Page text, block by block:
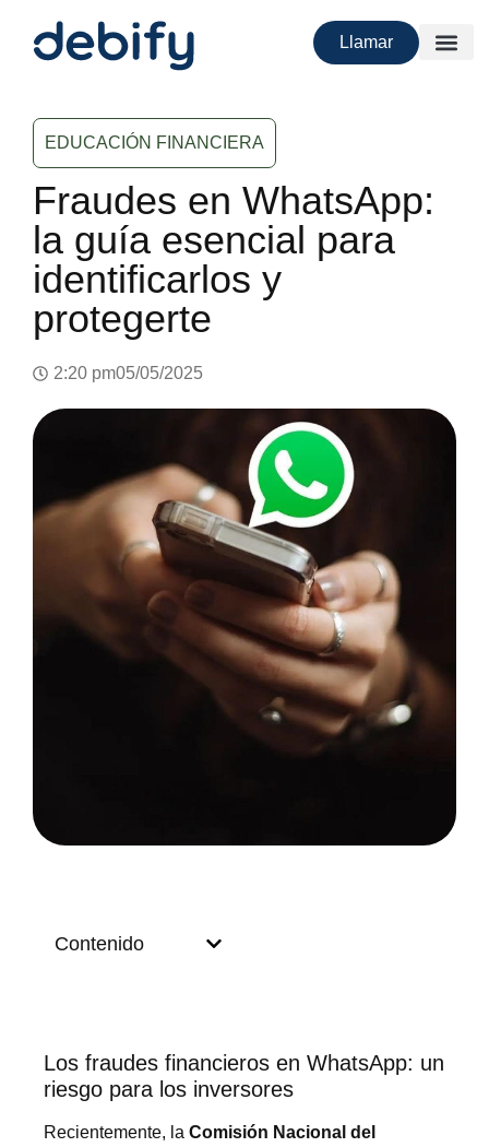
Llamar
EDUCACIÓN FINANCIERA
Fraudes en WhatsApp:
la guía esencial para
identificarlos y
protegerte
2:20 pm05/05/2025
Contenido
Los fraudes financieros en WhatsApp: un
riesgo para los inversores
Recientemente, la Comisión Nacional del